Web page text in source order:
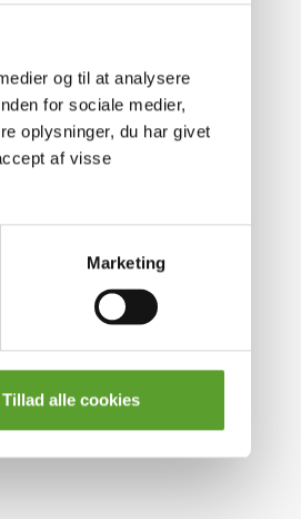
og til at analysere
for sociale medier,
oplysninger, du har givet
af visse
Marketing
Tillad alle cookies